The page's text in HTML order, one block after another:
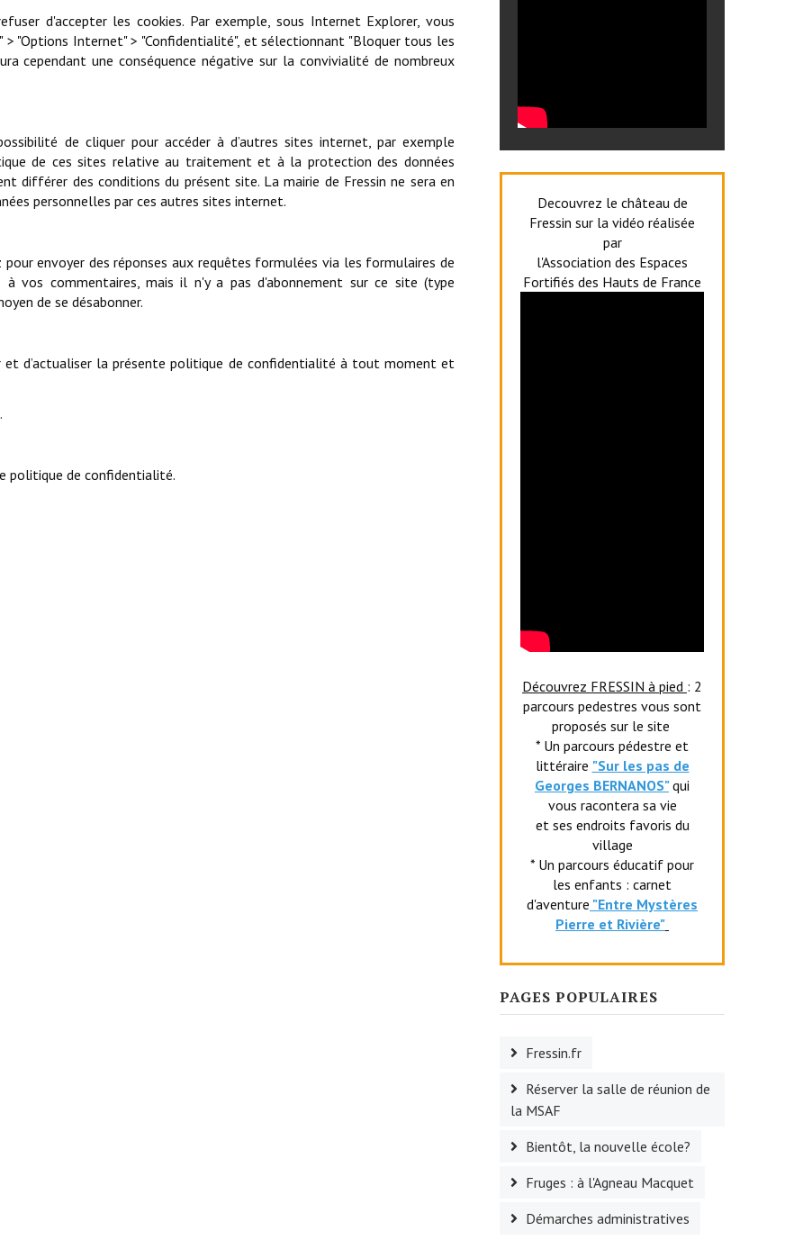
d'accepter les cookies. Par exemple, sous Internet Explorer, vous
"Options Internet" > "Confidentialité", et sélectionnant "Bloquer tous les
cependant une conséquence négative sur la convivialité de nombreux
de cliquer pour accéder à d’autres sites internet, par exemple
de ces sites relative au traitement et à la protection des données
différer des conditions du présent site. La mairie de Fressin ne sera en
personnelles par ces autres sites internet.
envoyer des réponses aux requêtes formulées via les formulaires de
vos commentaires, mais il n'y a pas d'abonnement sur ce site (type
de se désabonner.
et d’actualiser la présente politique de confidentialité à tout moment et
politique de confidentialité.
Decouvrez le château de
Fressin sur la vidéo réalisée
par
l'Association des Espaces
Fortifiés des Hauts de France
Découvrez FRESSIN à pied : 2
parcours pedestres vous sont
proposés sur le site
* Un parcours pédestre et
littéraire "Sur les pas de
Georges BERNANOS" qui
vous racontera sa vie
et ses endroits favoris du
village
* Un parcours éducatif pour
les enfants : carnet
d'aventure "Entre Mystères
Pierre et Rivière"
PAGES POPULAIRES
Fressin.fr
Réserver la salle de réunion de
la MSAF
Bientôt, la nouvelle école?
Fruges : à l'Agneau Macquet
Démarches administratives